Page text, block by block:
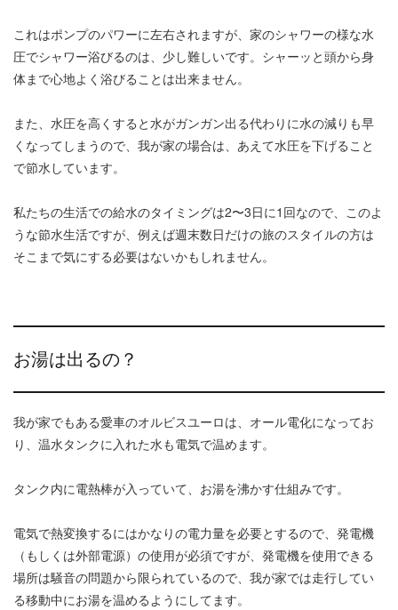
これはポンプのパワーに左右されますが、家のシャワーの様な水
圧でシャワー浴びるのは、少し難しいです。シャーッと頭から身
体まで心地よく浴びることは出来ません。
また、水圧を高くすると水がガンガン出る代わりに水の減りも早
くなってしまうので、我が家の場合は、あえて水圧を下げること
で節水しています。
私たちの生活での給水のタイミングは2〜3日に1回なので、このよ
うな節水生活ですが、例えば週末数日だけの旅のスタイルの方は
そこまで気にする必要はないかもしれません。
お湯は出るの？
我が家でもある愛車のオルビスユーロは、オール電化になってお
り、温水タンクに入れた水も電気で温めます。
タンク内に電熱棒が入っていて、お湯を沸かす仕組みです。
電気で熱変換するにはかなりの電力量を必要とするので、発電機
（もしくは外部電源）の使用が必須ですが、発電機を使用できる
場所は騒音の問題から限られているので、我が家では走行してい
る移動中にお湯を温めるようにしてます。